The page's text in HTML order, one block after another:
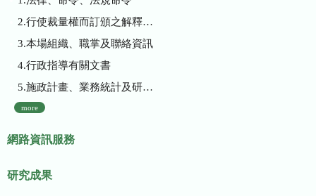
2.行使裁量權而訂頒之解釋性規定及裁量基準
3.本場組織、職掌及聯絡資訊
4.行政指導有關文書
5.施政計畫、業務統計及研究報告
more
網路資訊服務
研究成果